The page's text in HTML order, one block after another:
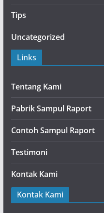
Tips
Uncategorized
Links
Tentang Kami
Pabrik Sampul Raport
Contoh Sampul Raport
Testimoni
Kontak Kami
Kontak Kami